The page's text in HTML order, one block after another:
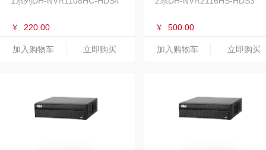
￥ 220.00
加入购物车 立即购买
￥ 500.00
加入购物车 立即购买